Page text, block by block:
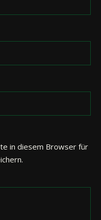
in diesem Browser für